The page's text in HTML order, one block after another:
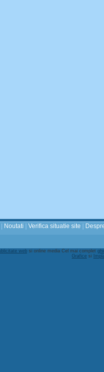
Noutati Verifica situatie site
websi online media Cel mai complet
Grafice si